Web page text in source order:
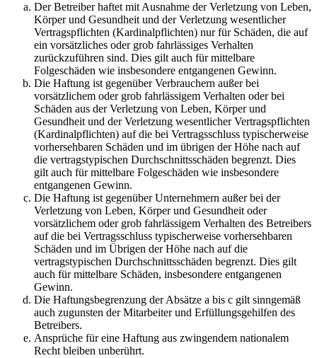
Der Betreiber haftet mit Ausnahme der Verletzung von Leben,
Körper und Gesundheit und der Verletzung wesentlicher
Vertragspflichten (Kardinalpflichten) nur für Schäden, die auf
ein vorsätzliches oder grob fahrlässiges Verhalten
zurückzuführen sind. Dies gilt auch für mittelbare
Folgeschäden wie insbesondere entgangenen Gewinn.
Die Haftung ist gegenüber Verbrauchern außer bei
vorsätzlichem oder grob fahrlässigem Verhalten oder bei
Schäden aus der Verletzung von Leben, Körper und
Gesundheit und der Verletzung wesentlicher Vertragspflichten
(Kardinalpflichten) auf die bei Vertragsschluss typischerweise
vorhersehbaren Schäden und im übrigen der Höhe nach auf
die vertragstypischen Durchschnittsschäden begrenzt. Dies
gilt auch für mittelbare Folgeschäden wie insbesondere
entgangenen Gewinn.
Die Haftung ist gegenüber Unternehmern außer bei der
Verletzung von Leben, Körper und Gesundheit oder
vorsätzlichem oder grob fahrlässigem Verhalten des Betreibers
auf die bei Vertragsschluss typischerweise vorhersehbaren
Schäden und im Übrigen der Höhe nach auf die
vertragstypischen Durchschnittsschäden begrenzt. Dies gilt
auch für mittelbare Schäden, insbesondere entgangenen
Gewinn.
Die Haftungsbegrenzung der Absätze a bis c gilt sinngemäß
auch zugunsten der Mitarbeiter und Erfüllungsgehilfen des
Betreibers.
Ansprüche für eine Haftung aus zwingendem nationalem
Recht bleiben unberührt.